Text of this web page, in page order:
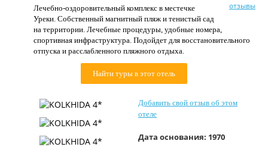
Страны
Как купить
отзывы
Лечебно-оздоровительный комплекс в местечке
Уреки. Собственный магнитный пляж и тенистый сад
на территории. Лечебные процедуры, удобные номера,
спортивная инфраструктура. Подойдет для восстановительного
отпуска и расслабленного пляжного отдыха.
Найти туры в этот отель
Добавить свой отзыв об этом
отеле
Дата основания: 1970